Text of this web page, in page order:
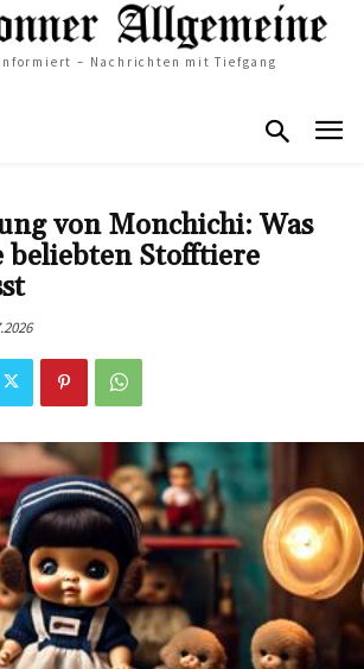
– Nachrichten mit Tiefgang
von Monchichi: Was
beliebten Stofftiere